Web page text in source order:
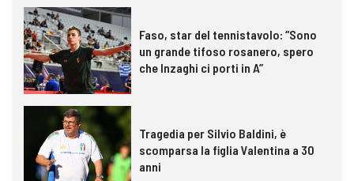
Faso, star del tennistavolo: “Sono
un grande tifoso rosanero, spero
che Inzaghi ci porti in A”
Tragedia per Silvio Baldini, è
scomparsa la figlia Valentina a 30
anni